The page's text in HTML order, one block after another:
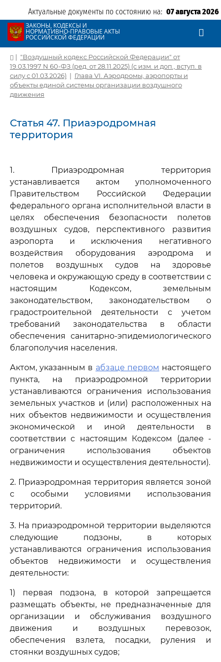
Актуальные документы по состоянию на: 07 августа 2026
ЗАКОНЫ, КОДЕКСЫ И
НОРМАТИВНО-ПРАВОВЫЕ АКТЫ
РОССИЙСКОЙ ФЕДЕРАЦИИ
| "Воздушный кодекс Российской Федерации" от
19.03.1997 N 60-ФЗ (ред. от 28.11.2025) (с изм. и доп., вступ. в
силу с 01.03.2026) | Глава VI. Аэродромы, аэропорты и
объекты единой системы организации воздушного
движения
Статья 47. Приаэродромная
территория
1. Приаэродромная территория
устанавливается актом уполномоченного
Правительством Российской Федерации
федерального органа исполнительной власти в
целях обеспечения безопасности полетов
воздушных судов, перспективного развития
аэропорта и исключения негативного
воздействия оборудования аэродрома и
полетов воздушных судов на здоровье
человека и окружающую среду в соответствии с
настоящим Кодексом, земельным
законодательством, законодательством о
градостроительной деятельности с учетом
требований законодательства в области
обеспечения санитарно-эпидемиологического
благополучия населения.
Актом, указанным в абзаце первом настоящего
пункта, на приаэродромной территории
устанавливаются ограничения использования
земельных участков и (или) расположенных на
них объектов недвижимости и осуществления
экономической и иной деятельности в
соответствии с настоящим Кодексом (далее -
ограничения использования объектов
недвижимости и осуществления деятельности).
2. Приаэродромная территория является зоной
с особыми условиями использования
территорий.
3. На приаэродромной территории выделяются
следующие подзоны, в которых
устанавливаются ограничения использования
объектов недвижимости и осуществления
деятельности:
1) первая подзона, в которой запрещается
размещать объекты, не предназначенные для
организации и обслуживания воздушного
движения и воздушных перевозок,
обеспечения взлета, посадки, руления и
стоянки воздушных судов;